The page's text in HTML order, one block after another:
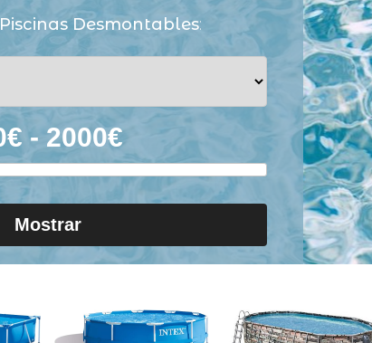
Piscinas Desmontables:
Mostrar